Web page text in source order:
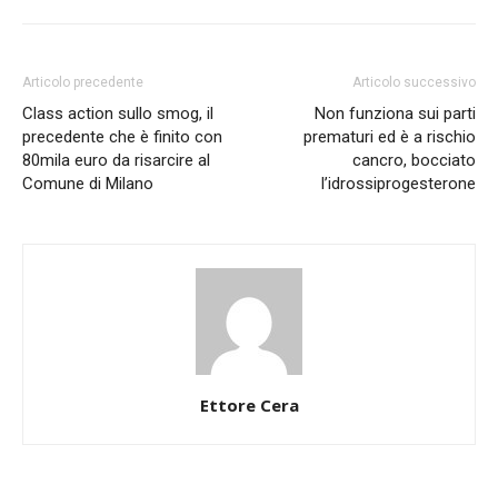
Articolo precedente
Class action sullo smog, il
precedente che è finito con
80mila euro da risarcire al
Comune di Milano
Articolo successivo
Non funziona sui parti
prematuri ed è a rischio
cancro, bocciato
l’idrossiprogesterone
Ettore Cera